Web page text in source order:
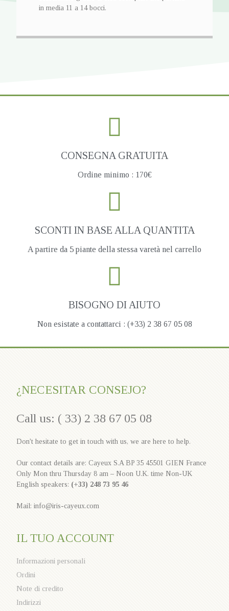
in media 11 a 14 bocci.
CONSEGNA GRATUITA
Ordine minimo : 170€
SCONTI IN BASE ALLA QUANTITA
A partire da 5 piante della stessa varetà nel carrello
BISOGNO DI AIUTO
Non esistate a contattarci : (+33) 2 38 67 05 08
¿NECESITAR CONSEJO?
Call us: ( 33) 2 38 67 05 08
Don't hesitate to get in touch with us, we are here to help.
Our contact details are: Cayeux S.A BP 35 45501 GIEN France
Only Mon thru Thursday 8 am – Noon U.K. time Non-UK
English speakers: (+33) 248 73 95 46
Mail: info@iris-cayeux.com
IL TUO ACCOUNT
Informazioni personali
Ordini
Note di credito
Indirizzi